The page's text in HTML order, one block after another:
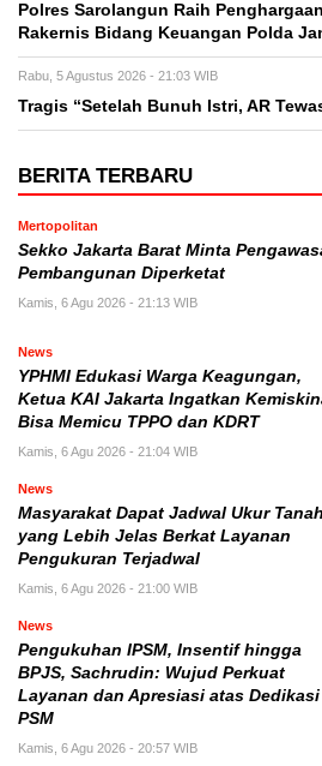
Polres Sarolangun Raih
Rakernis Bidang Keuangan Polda
Rabu, 5 Agustus 2026 - 21:03 WIB
Tragis “Setelah Bunuh Istri, AR
BERITA TERBARU
Mertopolitan
Sekko Jakarta Barat Minta
Pembangunan Diperketat
Kamis, 6 Agu 2026 - 21:13 WIB
News
YPHMI Edukasi Warga Keagungan,
Ketua KAI Jakarta Ingatkan
Bisa Memicu TPPO dan KDRT
Kamis, 6 Agu 2026 - 21:04 WIB
News
Masyarakat Dapat Jadwal Ukur Tanah
yang Lebih Jelas Berkat Layanan
Pengukuran Terjadwal
Kamis, 6 Agu 2026 - 21:00 WIB
News
Pengukuhan IPSM, Insentif hingga
BPJS, Sachrudin: Wujud Perkuat
Layanan dan Apresiasi atas Dedikasi
PSM
Kamis, 6 Agu 2026 - 20:57 WIB